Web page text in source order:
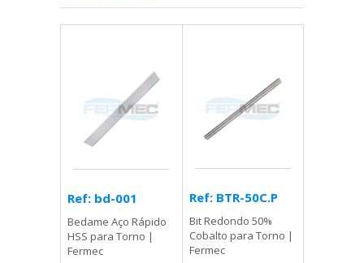
Ref: bd-001
Bedame Aço Rápido
HSS para Torno |
Fermec
Ref: BTR-50C.P
Bit Redondo 50%
Cobalto para Torno |
Fermec